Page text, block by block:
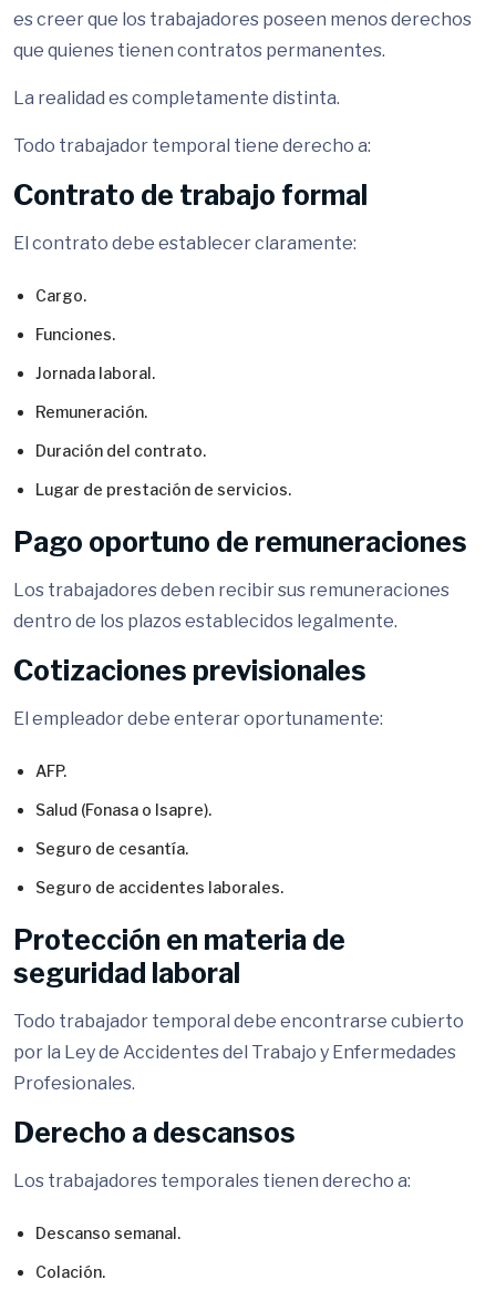
es creer que los trabajadores poseen menos derechos
que quienes tienen contratos permanentes.
La realidad es completamente distinta.
Todo trabajador temporal tiene derecho a:
Contrato de trabajo formal
El contrato debe establecer claramente:
Cargo.
Funciones.
Jornada laboral.
Remuneración.
Duración del contrato.
Lugar de prestación de servicios.
Pago oportuno de remuneraciones
Los trabajadores deben recibir sus remuneraciones
dentro de los plazos establecidos legalmente.
Cotizaciones previsionales
El empleador debe enterar oportunamente:
AFP.
Salud (Fonasa o Isapre).
Seguro de cesantía.
Seguro de accidentes laborales.
Protección en materia de
seguridad laboral
Todo trabajador temporal debe encontrarse cubierto
por la Ley de Accidentes del Trabajo y Enfermedades
Profesionales.
Derecho a descansos
Los trabajadores temporales tienen derecho a:
Descanso semanal.
Colación.